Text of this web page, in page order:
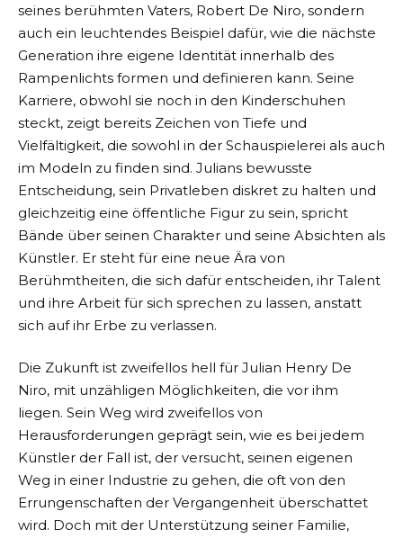
seines berühmten Vaters, Robert De Niro, sondern
auch ein leuchtendes Beispiel dafür, wie die nächste
Generation ihre eigene Identität innerhalb des
Rampenlichts formen und definieren kann. Seine
Karriere, obwohl sie noch in den Kinderschuhen
steckt, zeigt bereits Zeichen von Tiefe und
Vielfältigkeit, die sowohl in der Schauspielerei als auch
im Modeln zu finden sind. Julians bewusste
Entscheidung, sein Privatleben diskret zu halten und
gleichzeitig eine öffentliche Figur zu sein, spricht
Bände über seinen Charakter und seine Absichten als
Künstler. Er steht für eine neue Ära von
Berühmtheiten, die sich dafür entscheiden, ihr Talent
und ihre Arbeit für sich sprechen zu lassen, anstatt
sich auf ihr Erbe zu verlassen.
Die Zukunft ist zweifellos hell für Julian Henry De
Niro, mit unzähligen Möglichkeiten, die vor ihm
liegen. Sein Weg wird zweifellos von
Herausforderungen geprägt sein, wie es bei jedem
Künstler der Fall ist, der versucht, seinen eigenen
Weg in einer Industrie zu gehen, die oft von den
Errungenschaften der Vergangenheit überschattet
wird. Doch mit der Unterstützung seiner Familie,